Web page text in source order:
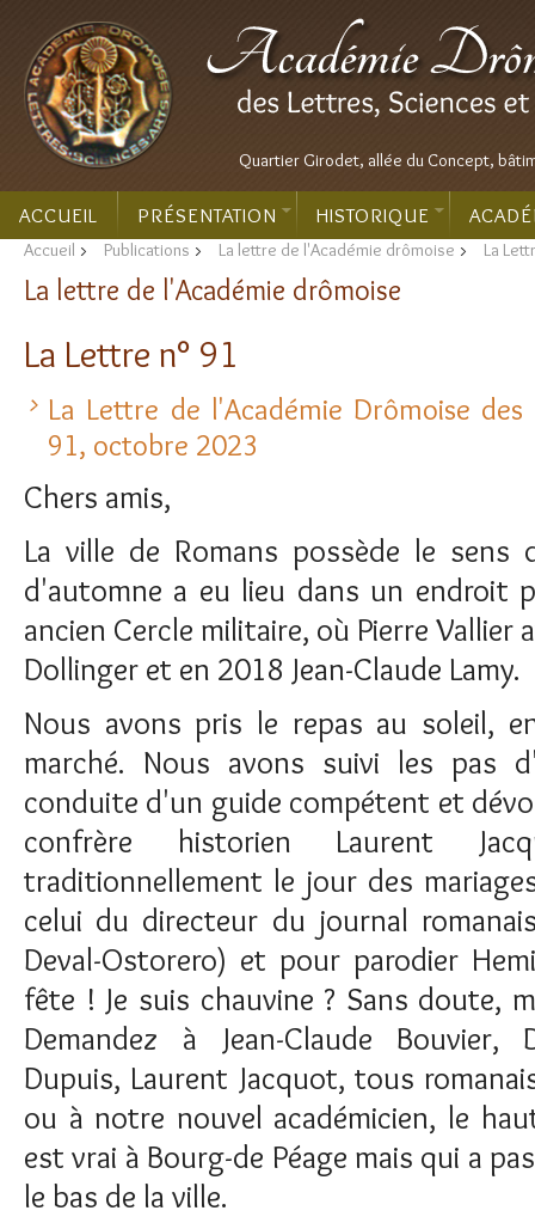
Quartier Girodet, allée du Concept,
ACCUEIL PRÉSENTATION HISTORIQUE
Accueil > Publications > La lettre de l'Académie drômoise > La
La lettre de l'Académie drômoise
La Lettre n° 91
La Lettre de l'Académie Drômoise
91, octobre 2023
Chers amis,
La ville de Romans possède le sens
d'automne a eu lieu dans un endroit
ancien Cercle militaire, où Pierre Vallier
Dollinger et en 2018 Jean-Claude Lamy.
Nous avons pris le repas au soleil,
marché. Nous avons suivi les pas
conduite d'un guide compétent et
confrère historien Laurent
traditionnellement le jour des
celui du directeur du journal
Deval-Ostorero) et pour parodier
fête ! Je suis chauvine ? Sans doute,
Demandez à Jean-Claude Bouvier,
Dupuis, Laurent Jacquot, tous
ou à notre nouvel académicien, le
est vrai à Bourg-de Péage mais qui a
le bas de la ville.